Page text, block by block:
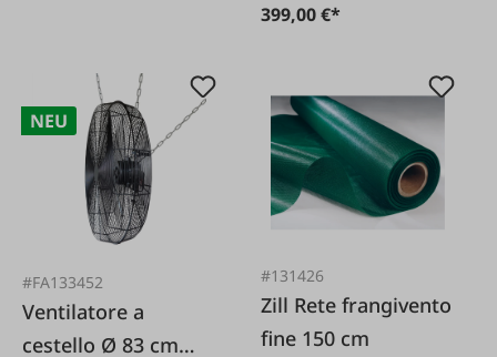
399,00 €*
NEU
#FA133452
Ventilatore a
cestello Ø 83 cm
#131426
Zill Rete frangivento
fine 150 cm